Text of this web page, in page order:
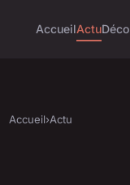
AccueilActuDéco
Accueil›Actu